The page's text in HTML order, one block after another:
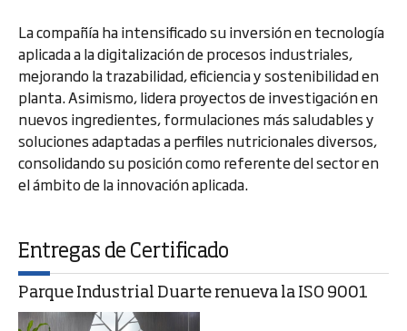
La compañía ha intensificado su inversión en tecnología
aplicada a la digitalización de procesos industriales,
mejorando la trazabilidad, eficiencia y sostenibilidad en
planta. Asimismo, lidera proyectos de investigación en
nuevos ingredientes, formulaciones más saludables y
soluciones adaptadas a perfiles nutricionales diversos,
consolidando su posición como referente del sector en
el ámbito de la innovación aplicada.
Entregas de Certificado
Parque Industrial Duarte renueva la ISO 9001